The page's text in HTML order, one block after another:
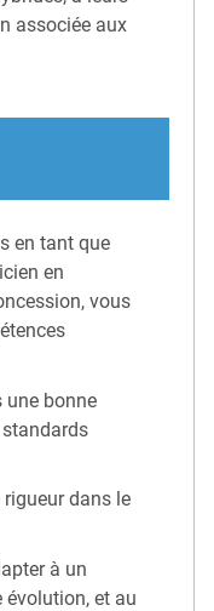
associée aux
en tant que
en
vous
une bonne
dans le
à un
évolution, et au